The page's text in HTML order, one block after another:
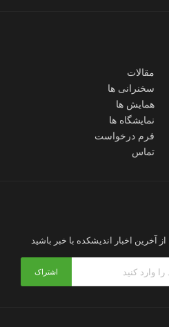
مقالات
سخنرانی ها
همایش ها
نمایشگاه ها
فرم درخواست
تماس
آخرین اخبار اندیشکده با خبر باشید